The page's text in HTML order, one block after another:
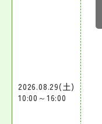
2026.08.29(土)
10:00～16:00